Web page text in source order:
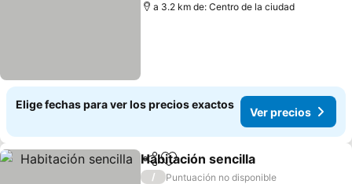
a 3.2 km de: Centro de la ciudad
Elige fechas para ver los precios exactos
Ver precios
CompartirAgregar a favoritos
Habitación sencilla
/
Puntuación no disponible